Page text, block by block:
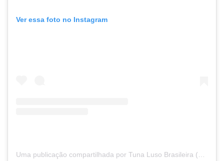
Ver essa foto no Instagram